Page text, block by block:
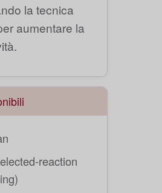
la tecnica
aumentare la
reaction